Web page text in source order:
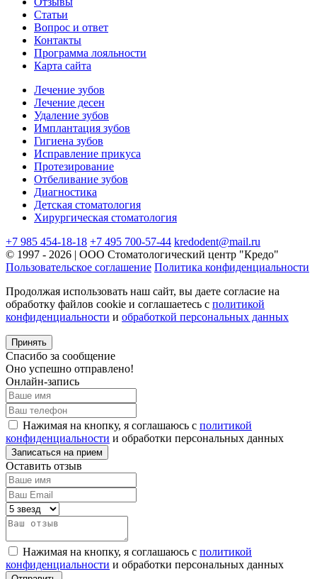
Статьи
Вопрос и ответ
Контакты
Программа лояльности
Карта сайта
Лечение зубов
Лечение десен
Удаление зубов
Имплантация зубов
Гигиена зубов
Исправление прикуса
Протезирование
Отбеливание зубов
Диагностика
Детская стоматология
Хирургическая стоматология
+7 985 454-18-18 +7 495 700-57-44 kredodent@mail.ru
© 1997 - 2026 | ООО Стоматологический центр "Кредо"
Пользовательское соглашение Политика конфиденциальности
Продолжая использовать наш сайт, вы даете согласие на
обработку файлов cookie и соглашаетесь с политикой
конфиденциальности и обработкой персональных данных
Принять
Спасибо за сообщение
Оно успешно отправлено!
Онлайн-запись
Нажимая на кнопку, я соглашаюсь с политикой
конфиденциальности и обработки персональных данных
Оставить отзыв
Нажимая на кнопку, я соглашаюсь с политикой
конфиденциальности и обработки персональных данных